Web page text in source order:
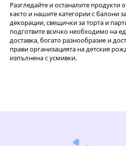
Разгледайте и останалите продукти
както и нашите категории с балони
декорации, свещички за торта и
подготвите всичко необходимо на
доставка, богато разнообразие и
прави организацията на детския
изпълнена с усмивки.